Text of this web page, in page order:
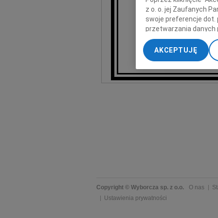
Copyright © Wyborcza sp. z o.o. O nas
Ustawienia prywatności
z o. o. jej Zaufanych
swoje preferencje dot.
przetwarzania danych
„Ustawienia
My, nasi Zaufani
dokładnych danych
Przechowywanie
AKCEPTUJĘ